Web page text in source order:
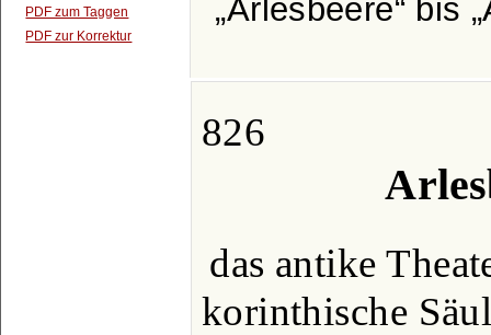
PDF zum Taggen
PDF zur Korrektur
Arlesbeere bis
826
das antike
korinthische